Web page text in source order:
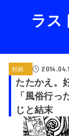
ラス
邦画
たたかえ。
「風俗行
じと結末